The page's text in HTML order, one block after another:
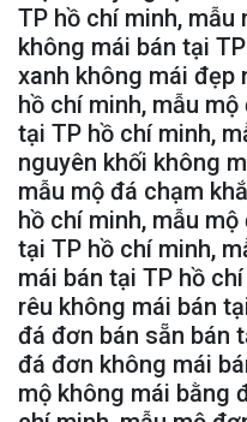
TP hồ chí minh, mẫu
không mái bán tại
xanh không mái đẹp
hồ chí minh, mẫu
tại TP hồ chí minh,
nguyên khối không
mẫu mộ đá chạm
hồ chí minh, mẫu
tại TP hồ chí minh,
mái bán tại TP hồ
rêu không mái bán
đá đơn bán sẵn bán
đá đơn không mái
mộ không mái bằng